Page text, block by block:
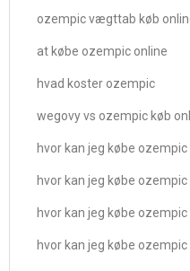
ozempic vægttab køb
at købe ozempic online
hvad koster ozempic
wegovy vs ozempic køb
hvor kan jeg købe ozempic
hvor kan jeg købe
hvor kan jeg købe ozempic
hvor kan jeg købe